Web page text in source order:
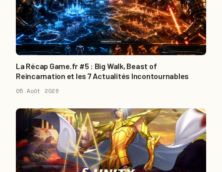
La Récap Game.fr #5 : Big Walk, Beast of
Reincarnation et les 7 Actualités Incontournables
05 Août 2026